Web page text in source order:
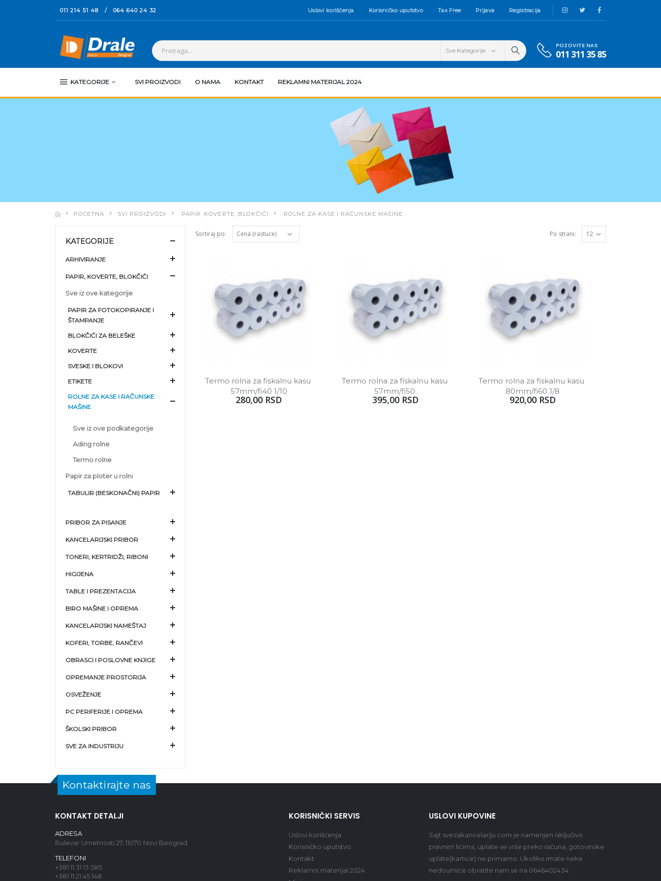
011 214 51 48 / 064 640 24 32 Uslovi korišćenja Korisničko uputstvo Tax Free Prijava Registracija
POZOVITE NAS
011 311 35 85
KATEGORIJE SVI PROIZVODI O NAMA KONTAKT REKLAMNI MATERIJAL 2024
POCETNA SVI PROIZVODI PAPIR, KOVERTE, BLOKČIĆI ROLNE ZA KASE I RAČUNSKE MAŠINE
KATEGORIJE
ARHIVIRANJE
PAPIR, KOVERTE, BLOKČIĆI
Sve iz ove kategorije
PAPIR ZA FOTOKOPIRANJE I
ŠTAMPANJE
BLOKČIĆI ZA BELEŠKE
KOVERTE
SVESKE I BLOKOVI
ETIKETE
ROLNE ZA KASE I RAČUNSKE
MAŠINE
Sve iz ove podkategorije
Ading rolne
Termo rolne
Papir za ploter u rolni
TABULIR (BESKONAČNI) PAPIR
PRIBOR ZA PISANJE
KANCELARIJSKI PRIBOR
TONERI, KERTRIDŽI, RIBONI
HIGIJENA
TABLE I PREZENTACIJA
BIRO MAŠINE I OPREMA
KANCELARIJSKI NAMEŠTAJ
KOFERI, TORBE, RANČEVI
OBRASCI I POSLOVNE KNJIGE
OPREMANJE PROSTORIJA
OSVEŽENJE
PC PERIFERIJE I OPREMA
ŠKOLSKI PRIBOR
SVE ZA INDUSTRIJU
Sortiraj po: Po strani:
Termo rolna za fiskalnu kasu
57mm/fi40 1/10
280,00 RSD
Termo rolna za fiskalnu kasu
57mm/fi50
395,00 RSD
Termo rolna za fiskalnu kasu
80mm/fi60 1/8
920,00 RSD
Kontaktirajte nas
KONTAKT DETALJI
ADRESA
Bulevar Umetnosti 27, 11070 Novi Beograd
TELEFONI
+381 11 31 13 585
+381 11 21 45 148
KORISNIČKI SERVIS
Uslovi korišćenja
Korisničko uputstvo
Kontakt
Reklamni materijal 2024
USLOVI KUPOVINE
Sajt svezakancelariju.com je namenjen isključivo
pravnim licima, uplate se vrše preko računa, gotovinske
uplate(kartice) ne primamo. Ukoliko imate neke
nedoumice obratite nam se na 0646402434.